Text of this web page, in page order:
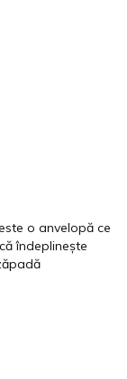
o anvelopă ce
că îndeplinește